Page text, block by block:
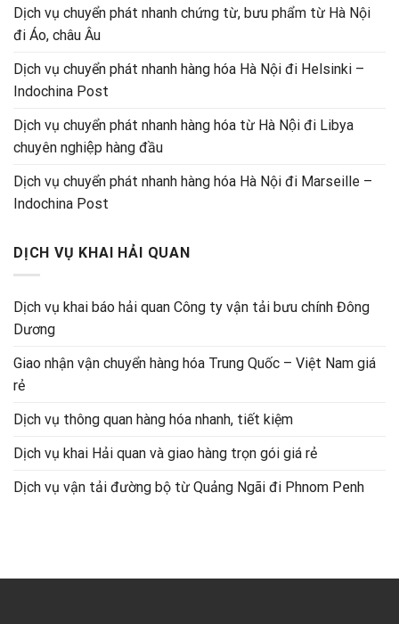
Dịch vụ chuyển phát nhanh chứng từ, bưu phẩm từ Hà Nội
đi Áo, châu Âu
Dịch vụ chuyển phát nhanh hàng hóa Hà Nội đi Helsinki –
Indochina Post
Dịch vụ chuyển phát nhanh hàng hóa từ Hà Nội đi Libya
chuyên nghiệp hàng đầu
Dịch vụ chuyển phát nhanh hàng hóa Hà Nội đi Marseille –
Indochina Post
DỊCH VỤ KHAI HẢI QUAN
Dịch vụ khai báo hải quan Công ty vận tải bưu chính Đông
Dương
Giao nhận vận chuyển hàng hóa Trung Quốc – Việt Nam giá
rẻ
Dịch vụ thông quan hàng hóa nhanh, tiết kiệm
Dịch vụ khai Hải quan và giao hàng trọn gói giá rẻ
Dịch vụ vận tải đường bộ từ Quảng Ngãi đi Phnom Penh